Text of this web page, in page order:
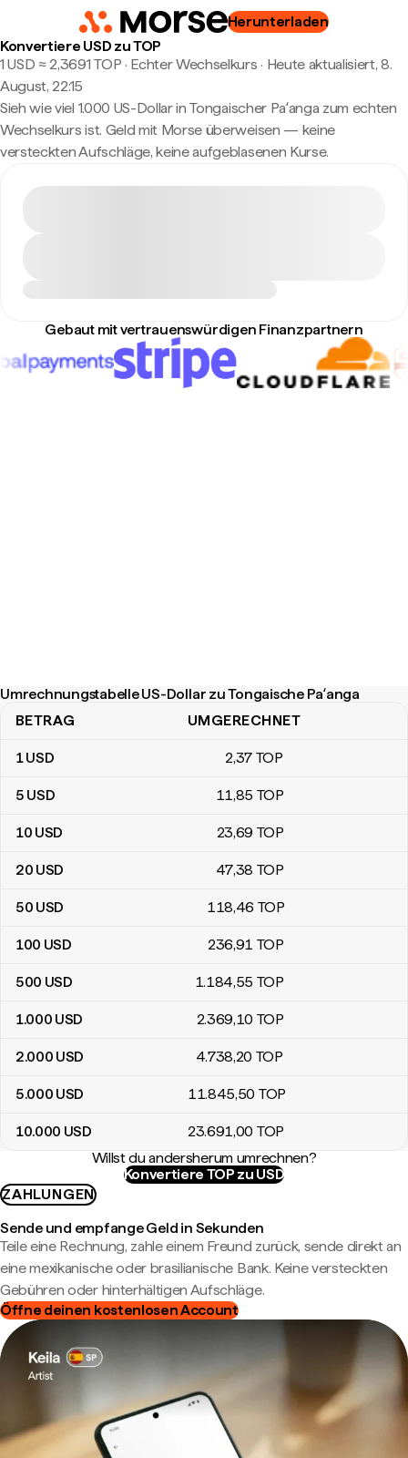
Herunterladen
Konvertiere USD zu TOP
1 USD ≈ 2,3691 TOP · Echter Wechselkurs · Heute aktualisiert, 8.
August, 22:15
Sieh wie viel 1.000 US-Dollar in Tongaischer Paʻanga zum echten
Wechselkurs ist. Geld mit Morse überweisen — keine
versteckten Aufschläge, keine aufgeblasenen Kurse.
Gebaut mit vertrauenswürdigen Finanzpartnern
Umrechnungstabelle US-Dollar zu Tongaische Paʻanga
Umrechnungstabelle US-Dollar zu Tongaische Paʻanga
BETRAG UMGERECHNET
1USD 2,37 TOP
5 USD 11,85 TOP
10 USD 23,69 TOP
20 USD 47,38 TOP
50 USD 118,46 TOP
100 USD 236,91 TOP
500 USD 1.184,55 TOP
1.000 USD 2.369,10 TOP
2.000 USD 4.738,20 TOP
5.000 USD 11.845,50 TOP
10.000 USD 23.691,00 TOP
Willst du andersherum umrechnen?
Konvertiere TOP zu USD
ZAHLUNGEN
Sende und empfange Geld in Sekunden
Teile eine Rechnung, zahle einem Freund zurück, sende direkt an
eine mexikanische oder brasilianische Bank. Keine versteckten
Gebühren oder hinterhältigen Aufschläge.
Öffne deinen kostenlosen Account